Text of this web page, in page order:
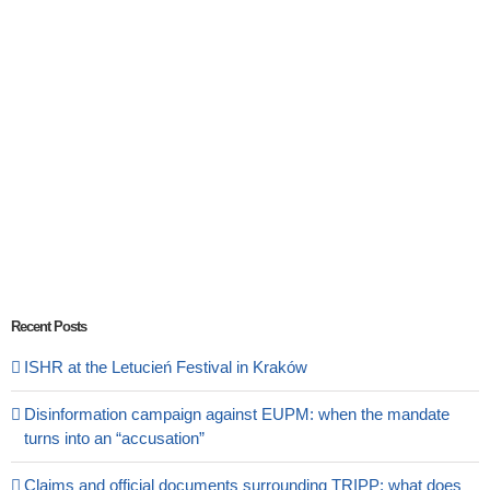
Recent Posts
ISHR at the Letucień Festival in Kraków
Disinformation campaign against EUPM: when the mandate
turns into an “accusation”
Claims and official documents surrounding TRIPP: what does